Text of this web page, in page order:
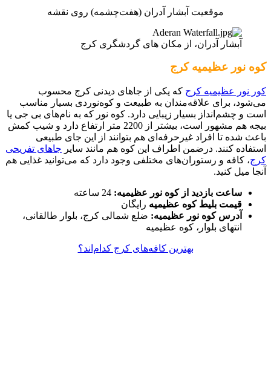
موقعیت آبشار آدران (هفت‌چشمه) روی نقشه
آبشار آدران، از مکان های گردشگری کرج
کوه نور عظیمیه کرج
کور نور عظیمیه کرج که یکی از جاهای دیدنی کرج محسوب
می‌شود، برای علاقه‌مندان به طبیعت و کوه‌نوردی بسیار مناسب
است و چشم‌انداز بسیار زیبایی دارد. کوه نور که به نام‌های بی جی یا
بیجه هم مشهور است، بیشتر از 2200 متر ارتفاع دارد و شیب کمش
باعث شده تا افراد غیرحرفه‌ای هم بتوانند از این جای طبیعی
استفاده کنند. درضمن اطراف این کوه هم مانند سایر جاهای تفریحی
کرج، کافه و رستوران‌های مختلفی وجود دارد که می‌توانید غذایی هم
آنجا میل کنید.
ساعت بازدید از کوه نور عظیمیه:
قیمت بلیط کوه عظیمیه رایگان
آدرس کوه نور عظیمیه: ضلع شمالی کرج، بلوار طالقانی،
انتهای بلوار، کوه عظیمیه
بهترین کافه‌های کرج کدام‌اند؟